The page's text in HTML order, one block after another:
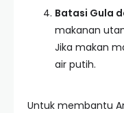
Batasi Gula
makanan
Jika makan
air putih.
Untuk membantu